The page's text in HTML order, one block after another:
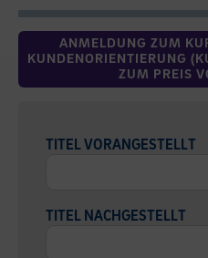
ANMELDUNG ZUM
KUNDENORIENTIERUNG
ZUM PREIS
TITEL VORANGESTELLT
TITEL NACHGESTELLT